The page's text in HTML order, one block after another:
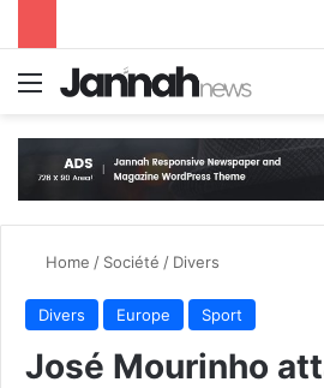
Menu
Home / Société / Divers
Divers Europe Sport
José Mourinho